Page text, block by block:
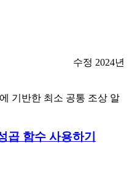
수정 2024년
기반한 최소 공통 조상 알
곱 함수 사용하기